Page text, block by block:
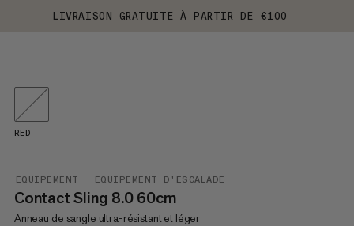
LIVRAISON GRATUITE À PARTIR DE €100
ÉQUIPEMENT ÉQUIPEMENT D'ESCALADE
Contact Sling 8.0 60cm
Anneau de sangle ultra-résistant et léger
RED